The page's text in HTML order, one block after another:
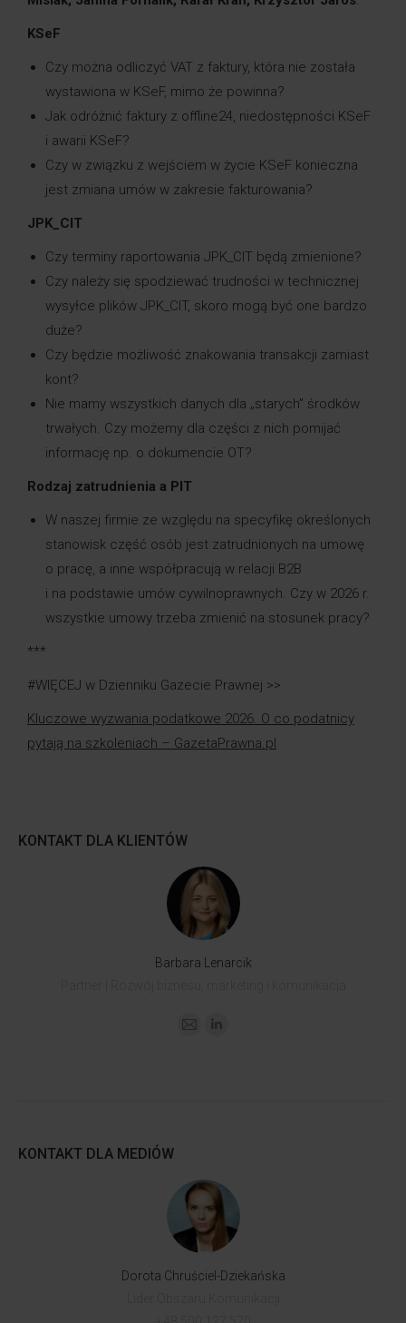
KSeF
Czy można odliczyć VAT z faktury, która nie została
wystawiona w KSeF, mimo że powinna?
Jak odróżnić faktury z offline24, niedostępności KSeF
i awarii KSeF?
Czy w związku z wejściem w życie KSeF konieczna
jest zmiana umów w zakresie fakturowania?
JPK_CIT
Czy terminy raportowania JPK_CIT będą zmienione?
Czy należy się spodziewać trudności w technicznej
wysyłce plików JPK_CIT, skoro mogą być one bardzo
duże?
Czy będzie możliwość znakowania transakcji zamiast
kont?
Nie mamy wszystkich danych dla „starych” środków
trwałych. Czy możemy dla części z nich pomijać
informację np. o dokumencie OT?
Rodzaj zatrudnienia a PIT
W naszej firmie ze względu na specyfikę określonych
stanowisk część osób jest zatrudnionych na umowę
o pracę, a inne współpracują w relacji B2B
i na podstawie umów cywilnoprawnych. Czy w 2026 r.
wszystkie umowy trzeba zmienić na stosunek pracy?
***
#WIĘCEJ w Dzienniku Gazecie Prawnej >>
Kluczowe wyzwania podatkowe 2026. O co podatnicy
pytają na szkoleniach – GazetaPrawna.pl
KONTAKT DLA KLIENTÓW
Barbara Lenarcik
KONTAKT DLA MEDIÓW
Dorota Chruściel-Dziekańska